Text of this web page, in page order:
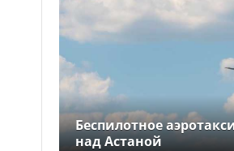
18:01
Водителя под
наркотиками задержали в
Абайской области
Беспилотное
над Астаной